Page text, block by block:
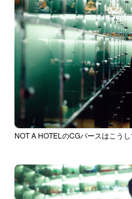
NOT A HOTELのCGパースはこう